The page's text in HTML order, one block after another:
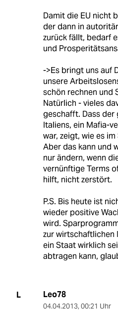
Damit die EU nicht
der dann in
zurück fällt, bedarf
und
->Es bringt uns auf
unsere
schön rechnen und
Natürlich - vieles
geschafft. Dass der
Italiens, ein Mafia-
war, zeigt, wie es
Aber das kann und
nur ändern, wenn
vernünftige Terms
hilft, nicht zerstört.
P.S. Bis heute ist
wieder positive
wird.
zur wirtschaftlichen
ein Staat wirklich
abtragen kann,
L Leo78
04.04.2013, 00:21 Uhr